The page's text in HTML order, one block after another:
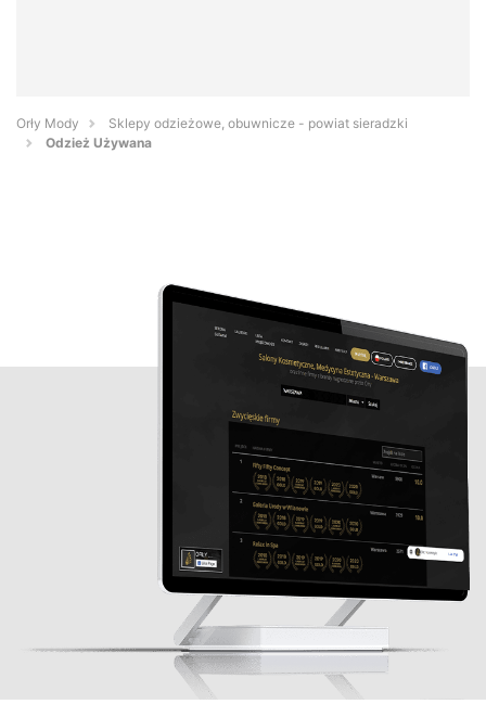
Orły Mody
Sklepy odzieżowe, obuwnicze - powiat sieradzki
Odzież Używana